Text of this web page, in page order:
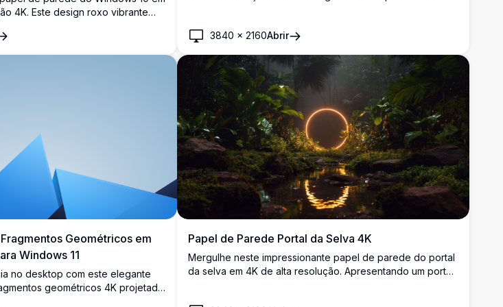
4K. Este design roxo vibrante
reflexivas e profundidade, perfeito
do seu desktop.
seu desktop. Ideal para entusiastas do Windows e amantes
3840 × 2160Abrir
Geométricos em
Windows 11
no desktop com este elegante
geométricos 4K projetado
Papel de Parede Portal da Selva 4K
Mergulhe neste impressionante papel de parede do portal
da selva em 4K de alta resolução. Apresentando um portal